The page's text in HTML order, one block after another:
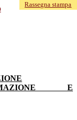
E
Rassegna stampa